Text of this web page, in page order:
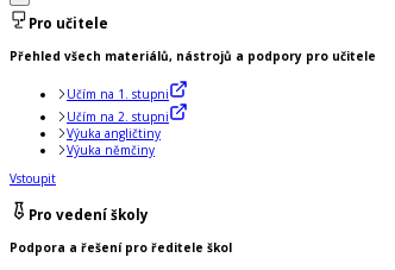
Pro učitele
Přehled všech materiálů, nástrojů a podpory pro učitele
Učím na 1. stupni
Učím na 2. stupni
Výuka angličtiny
Výuka němčiny
Vstoupit
Pro vedení školy
Podpora a řešení pro ředitele škol